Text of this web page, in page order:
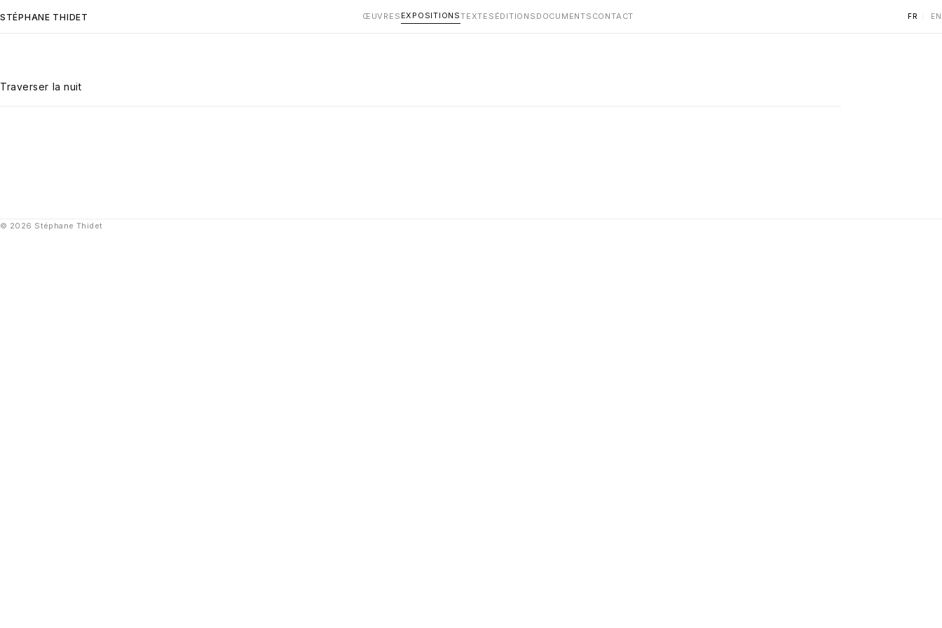
STÉPHANE THIDET ŒUVRES EXPOSITIONSTEXTES ÉDITIONS DOCUMENTS CONTACT FR EN
Traverser la nuit
© 2026 Stéphane Thidet